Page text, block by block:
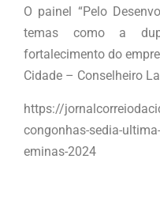
O painel “Pelo
temas como a
fortalecimento do
Cidade – Conselheiro
https://
congonhas-sedia-
eminas-2024